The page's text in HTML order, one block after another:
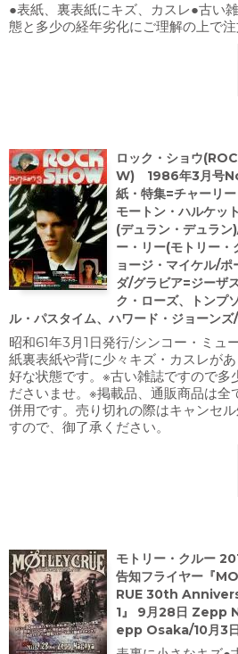
●表紙、裏表紙にキズ、カスレ●古い
態と多少の経年劣化にご理解の上で注
ロック・ショウ
W) 1986年3月号
紙・特集=チャーリ
モートン・ハルケッ
(デュラン・デュラ
ー・リー(モトリー
ョージ・マイケル/
ダ/グラビア=ジーザ
ク・ローズ、トンプ
ル・パスタイム、ハワード・ジョーンズ
昭和61年3月1日発行/シンコー・ミュ
紙裏表紙や背に少々キズ・カスレが
好な状態です。※古い雑誌ですので多
ださいませ。※掲載品、通販商品は全
併用です。売り切れの際はキャンセ
すので、御了承ください。
モトリー・クルー
告知フライヤー『
RUE 30th
1』 9月28日 Zepp
epp Osaka/10月3